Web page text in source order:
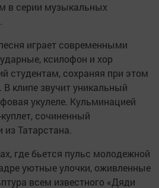
в серии музыкальных
играет современными
ксилофон и хор
студентам, сохраняя при этом
клипе звучит уникальный
укулеле. Кульминацией
сочиненный
Татарстана.
где бьется пульс молодежной
уютные улочки, оживленные
всем известного «Дяди